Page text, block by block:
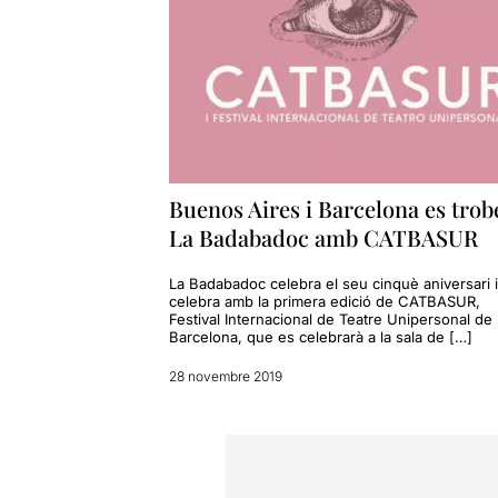
"Migrante"
Quan torna
"Migrante"
recursos
Tota la
també han
I tornem de
admirable,
actor que
fer viure,
un
Buenos Aires i Barcelona es
La Badabadoc amb CATBASUR
La Badabadoc celebra el seu cinquè aniversari
celebra amb la primera edició de CATBASUR,
Festival Internacional de Teatre Unipersonal de
Barcelona, que es celebrarà a la sala de […]
28 novembre 2019